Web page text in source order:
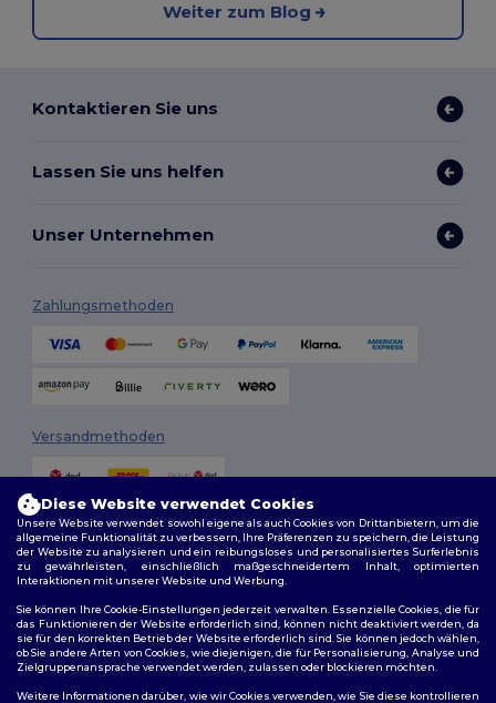
Weiter zum Blog
Kontaktieren Sie uns
Lassen Sie uns helfen
Unser Unternehmen
Zahlungsmethoden
Versandmethoden
Diese Website verwendet Cookies
Unsere Website verwendet sowohl eigene als auch Cookies von Drittanbietern, um die
allgemeine Funktionalität zu verbessern, Ihre Präferenzen zu speichern, die Leistung
der Website zu analysieren und ein reibungsloses und personalisiertes Surferlebnis
zu gewährleisten, einschließlich maßgeschneidertem Inhalt, optimierten
Interaktionen mit unserer Website und Werbung.
Sie können Ihre Cookie-Einstellungen jederzeit verwalten. Essenzielle Cookies, die für
das Funktionieren der Website erforderlich sind, können nicht deaktiviert werden, da
sie für den korrekten Betrieb der Website erforderlich sind. Sie können jedoch wählen,
ob Sie andere Arten von Cookies, wie diejenigen, die für Personalisierung, Analyse und
Zielgruppenansprache verwendet werden, zulassen oder blockieren möchten.
Weitere Informationen darüber, wie wir Cookies verwenden, wie Sie diese kontrollieren